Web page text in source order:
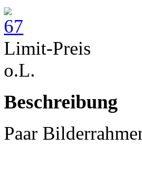
Limit-Preis
o.L.
Beschreibung
Paar